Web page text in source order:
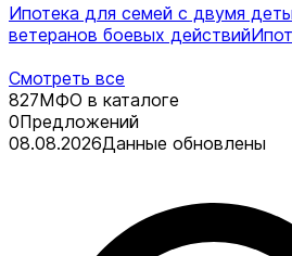
Ипотека для семей с двумя
ветеранов боевых действий
Смотреть все
827МФО в каталоге
0Предложений
08.08.2026Данные обновлены